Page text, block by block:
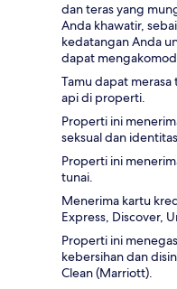
dan teras yang
Anda khawatir,
kedatangan Anda
dapat
Tamu dapat
api di properti.
Properti ini
seksual dan
Properti ini
tunai.
Menerima kartu
Express, Discover,
Properti ini
kebersihan dan
Clean (Marriott).